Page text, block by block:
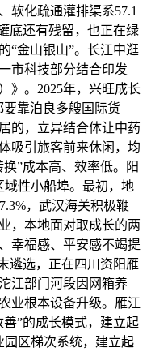
软化疏通灌排渠系57.1
底还有残留，也正在绿
“金山银山”。长江中逛
市科技部分结合印发
》。2025年，兴旺成长
靠泊良多艘国际货
的，立异结合体让中药
吸引旅客前来休闲，均
”成本高、效率低。阳
域性小船埠。最初，地
，武汉海关积极鞭
，本地面对取成长的两
幸福感、平安感不竭提
遴选，正在四川资阳雁
江部门河段因网箱养
业根本设备升级。雁江
”的成长模式，建立起
园区梯次系统，建立起